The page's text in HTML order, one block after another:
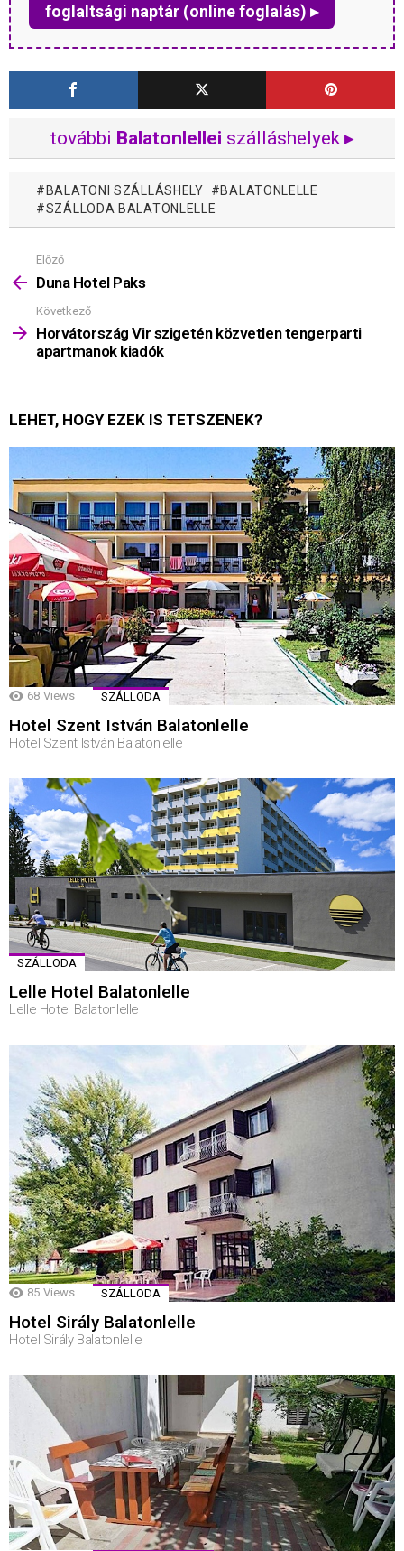
foglaltsági naptár (online foglalás) ▸
további Balatonlellei szálláshelyek ▸
BALATONI SZÁLLÁSHELY
BALATONLELLE
SZÁLLODA BALATONLELLE
Mutass
többet
Előző
Duna Hotel Paks
Következő
Horvátország Vir szigetén közvetlen tengerparti
apartmanok kiadók
LEHET, HOGY EZEK IS TETSZENEK?
68 Views SZÁLLODA
Hotel Szent István Balatonlelle
Hotel Szent István Balatonlelle
SZÁLLODA
Lelle Hotel Balatonlelle
Lelle Hotel Balatonlelle
85 Views SZÁLLODA
Hotel Sirály Balatonlelle
Hotel Sirály Balatonlelle